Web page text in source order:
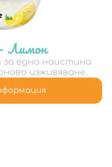
Лимон
едно наистина
изживяване.